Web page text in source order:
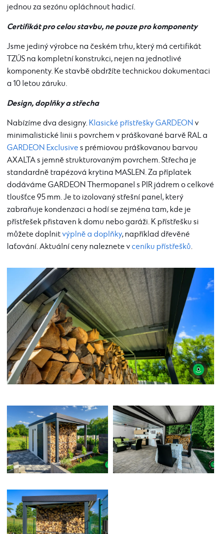
jednou za sezónu opláchnout hadicí.
Certifikát pro celou stavbu, ne pouze pro komponenty
Jsme jediný výrobce na českém trhu, který má certifikát
TZÚS na kompletní konstrukci, nejen na jednotlivé
komponenty. Ke stavbě obdržíte technickou dokumentaci
a 10 letou záruku.
Design, doplňky a střecha
Nabízíme dva designy. Klasické přístřešky GARDEON v
minimalistické linii s povrchem v práškované barvě RAL a
GARDEON Exclusive s prémiovou práškovanou barvou
AXALTA s jemně strukturovaným povrchem. Střecha je
standardně trapézová krytina MASLEN. Za příplatek
dodáváme GARDEON Thermopanel s PIR jádrem o celkové
tloušťce 95 mm. Je to izolovaný střešní panel, který
zabraňuje kondenzaci a hodí se zejména tam, kde je
přístřešek přistaven k domu nebo garáži. K přístřešku si
můžete doplnitvýplně a doplňky, například dřevěné
laťování. Aktuální ceny naleznete vceníku přístřešků.